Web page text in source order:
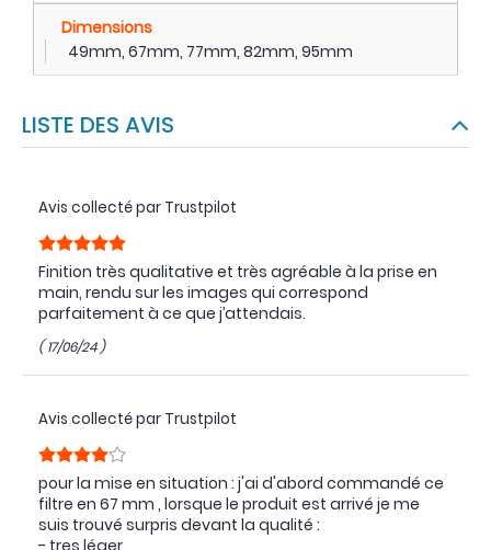
Dimensions
49mm, 67mm, 77mm, 82mm, 95mm
LISTE DES AVIS
Avis collecté par Trustpilot
Finition très qualitative et très agréable à la prise en
main, rendu sur les images qui correspond
parfaitement à ce que j’attendais.
( 17/06/24 )
Avis collecté par Trustpilot
pour la mise en situation : j'ai d'abord commandé ce
filtre en 67 mm , lorsque le produit est arrivé je me
suis trouvé surpris devant la qualité :